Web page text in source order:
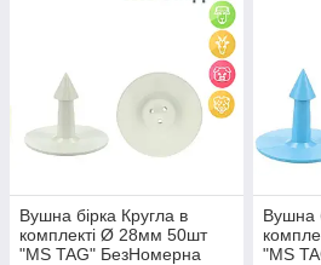
Вушна бірка Кругла в
комплекті Ø 28мм 50шт
"МS TAG" БезНомерна
Вушна
"МS